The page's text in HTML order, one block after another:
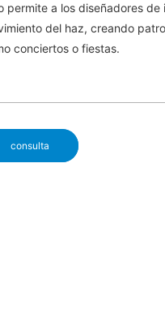
permite a los diseñadores
del haz, creando
conciertos o fiestas.
consulta